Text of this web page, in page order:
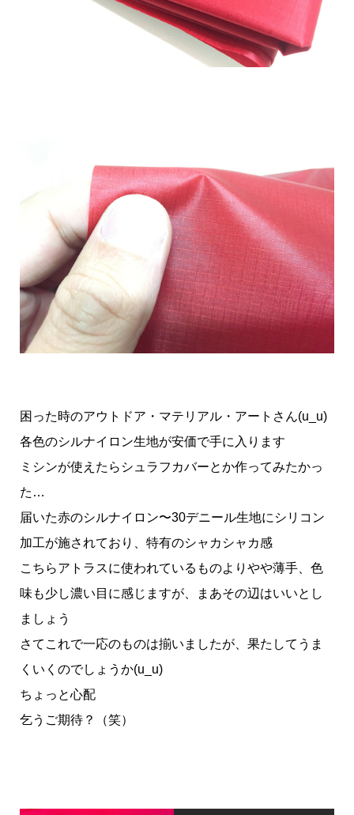
困った時のアウトドア・マテリアル・アートさん(u_u)
各色のシルナイロン生地が安価で手に入ります
ミシンが使えたらシュラフカバーとか作ってみたかっ
た…
届いた赤のシルナイロン〜30デニール生地にシリコン
加工が施されており、特有のシャカシャカ感
こちらアトラスに使われているものよりやや薄手、色
味も少し濃い目に感じますが、まあその辺はいいとし
ましょう
さてこれで一応のものは揃いましたが、果たしてうま
くいくのでしょうか(u_u)
ちょっと心配
乞うご期待？（笑）